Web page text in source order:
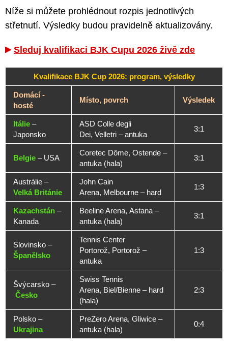
Níže si můžete prohlédnout rozpis jednotlivých
střetnutí. Výsledky budou pravidelně aktualizovány.
Sleduj kvalifikaci BJK Cupu 2026 živě zde
Kvalifikace BJK Cup 2026: program, výsledky
Domácí -
hosté
Místo, povrch Výsledek
Itálie –
Japonsko
ASD Colle degli
Dei, Velletri – antuka
3:1
Belgie – USA
Coretec Dôme, Ostende –
antuka (hala)
3:1
Austrálie –
Velká Británie
John Cain
Arena, Melbourne – hard
1:3
Kazachstán –
Kanada
Beeline Arena, Astana –
antuka (hala)
3:1
Slovinsko –
Španělsko
Tennis Center
Portorož, Portorož –
antuka
1:3
Švýcarsko –
Česko
Swiss Tennis
Arena, Biel/Bienne – hard
(hala)
2:3
Polsko –
Ukrajina
PreZero Arena, Gliwice –
antuka (hala)
0:4